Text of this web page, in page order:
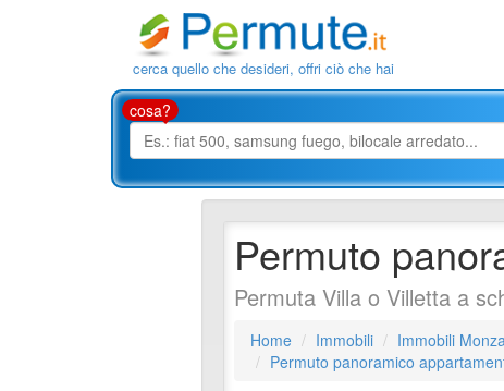
cerca quello che desideri, offri ciò che hai
cosa?
Permuto
Permuta Villa o Villetta a
Home Immobili Immobili
Permuto panoramico